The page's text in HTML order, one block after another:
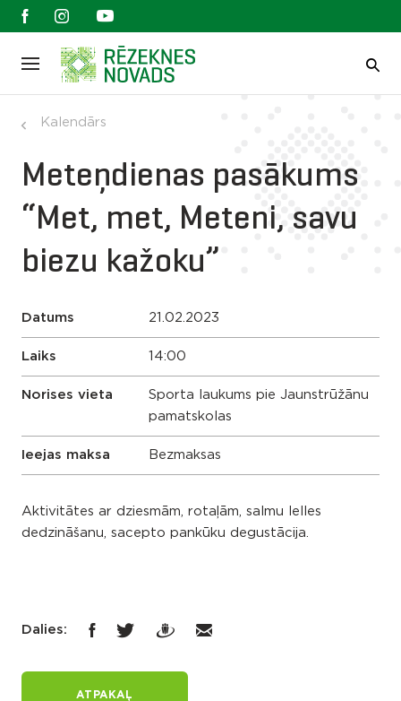
Kalendārs
Meteņdienas pasākums
“Met, met, Meteni, savu
biezu kažoku”
Datums 21.02.2023
Laiks 14:00
Norises vieta
Sporta laukums pie Jaunstrūžānu
pamatskolas
Ieejas maksa Bezmaksas
Aktivitātes ar dziesmām, rotaļām, salmu lelles
dedzināšanu, sacepto pankūku degustācija.
Dalies:
ATPAKAĻ